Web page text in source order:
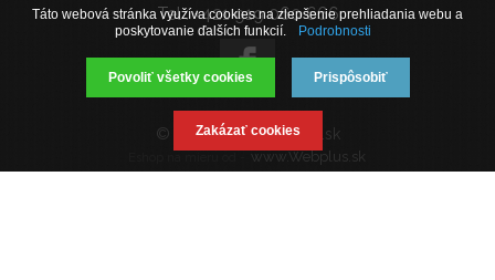
Tel : +421 919 060 666
© 2019 SpinaciaSkrinka.sk
www.Webplus.sk
Táto webová stránka využíva cookies na zlepšenie prehliadania webu a
poskytovanie ďalších funkcií.
Podrobnosti
Povoliť všetky cookies Prispôsobiť
Zakázať cookies